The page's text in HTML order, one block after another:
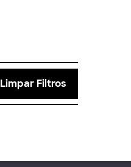
Limpar Filtros